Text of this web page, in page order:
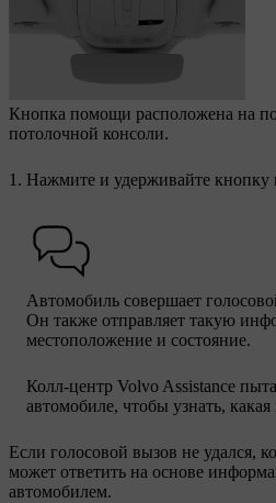
Кнопка помощи расположена на
потолочной консоли.
Нажмите и удерживайте
Автомобиль совершает
Он также отправляет такую
местоположение и состояние.
Колл-центр Volvo Assistance
автомобиле, чтобы узнать,
Если голосовой вызов не удался,
может ответить на основе
автомобилем.